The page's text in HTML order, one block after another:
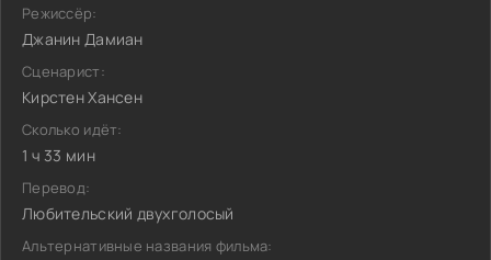
Режиссёр:
Джанин Дамиан
Сценарист:
Кирстен Хансен
Сколько идёт:
1 ч 33 мин
Перевод:
Любительский двухголосый
Альтернативные названия фильма: